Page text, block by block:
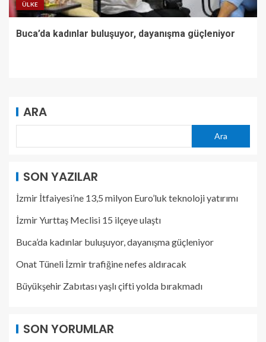
ÜLKE
Buca’da kadınlar buluşuyor, dayanışma güçleniyor
ARA
Ara
SON YAZILAR
İzmir İtfaiyesi’ne 13,5 milyon Euro’luk teknoloji yatırımı
İzmir Yurttaş Meclisi 15 ilçeye ulaştı
Buca’da kadınlar buluşuyor, dayanışma güçleniyor
Onat Tüneli İzmir trafiğine nefes aldıracak
Büyükşehir Zabıtası yaşlı çifti yolda bırakmadı
SON YORUMLAR